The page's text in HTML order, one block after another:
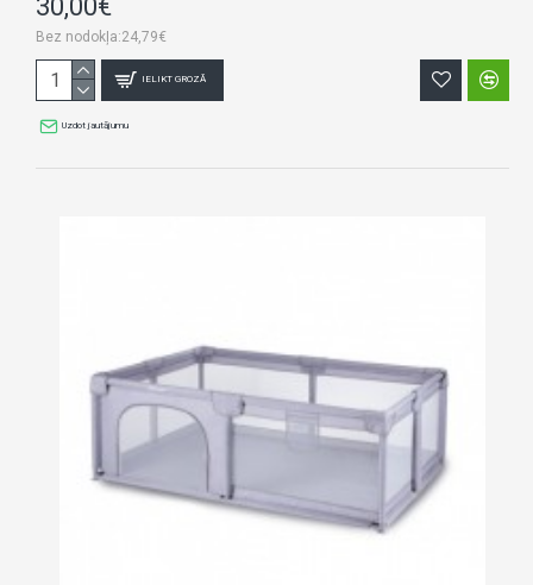
30,00€
Bez nodokļa:24,79€
IELIKT GROZĀ
Uzdot jautājumu